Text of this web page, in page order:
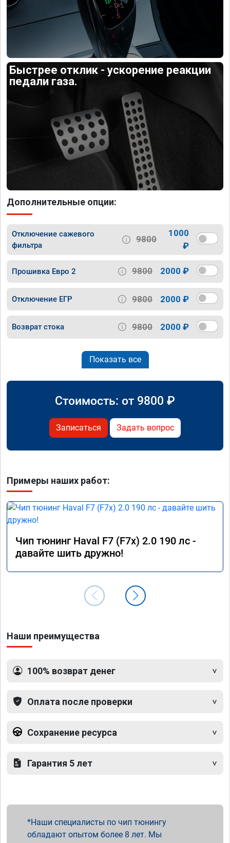
Быстрее отклик - ускорение реакции
педали газа.
Дополнительные опции:
Отключение сажевого
фильтра
9800
1000
₽
Прошивка Евро 2 9800 2000 ₽
Отключение ЕГР 9800 2000 ₽
Возврат стока 9800 2000 ₽
Показать все
Стоимость: от 9800 ₽
Записаться Задать вопрос
Примеры наших работ:
Чип тюнинг Haval F7 (F7x) 2.0 190 лс -
давайте шить дружно!
Наши преимущества
100% возврат денег
Оплата после проверки
Сохранение ресурса
Гарантия 5 лет
Наши специалисты по чип тюнингу
обладают опытом более 8 лет. Мы